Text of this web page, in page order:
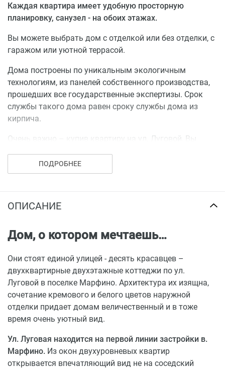
Каждая квартира имеет удобную просторную
планировку, санузел - на обоих этажах.
Вы можете выбрать дом с отделкой или без отделки, с
гаражом или уютной террасой.
Дома построены по уникальным экологичным
технологиям, из панелей собственного производства,
прошедших все государственные экспертизы. Срок
службы такого дома равен сроку службы дома из
кирпича.
Очень важно – купив квартиру на ул. Луговой, Вы
При продаже квартиры застройщик безвозмездно
переуступит Вам право аренды на 49 лет, а при
тарифам и не выкладывать за свои сотки десятки и
К Вашим услугам – социальная инфраструктура
расположенных в непосредственной близости
поселков Майский и Молочное– детские сады,
школы, поликлиники, дома культуры, магазины,
спортивные комплексы, в том числе Ледовый Дворец
и спорткомплекс с бассейном, отделения почты, офисы
банков, и даже ВУЗ, - все, что так необходимо каждому
Купив квартиру на ул. Луговой, Вы и Ваши близкие
будете жить среди красот природы Вологодчины, и при
ПОДРОБНЕЕ
ОПИСАНИЕ
Дом, о котором мечтаешь…
Они стоят единой улицей - десять красавцев –
двухквартирные двухэтажные коттеджи по ул.
Луговой в поселке Марфино. Архитектура их изящна,
сочетание кремового и белого цветов наружной
отделки придает домам величественный и в тоже
время очень уютный вид.
Ул. Луговая находится на первой линии застройки в.
Марфино. Из окон двухуровневых квартир
открывается впечатляющий вид не на соседский